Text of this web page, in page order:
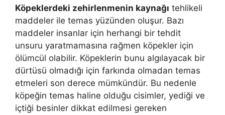
Köpeklerdeki zehirlenmenin kaynağı tehlikeli
maddeler ile temas yüzünden oluşur. Bazı
maddeler insanlar için herhangi bir tehdit
unsuru yaratmamasına rağmen köpekler için
ölümcül olabilir. Köpeklerin bunu algılayacak bir
dürtüsü olmadığı için farkında olmadan temas
etmeleri son derece mümkündür. Bu nedenle
köpeğin temas haline olduğu cisimler, yediği ve
içtiği besinler dikkat edilmesi gereken